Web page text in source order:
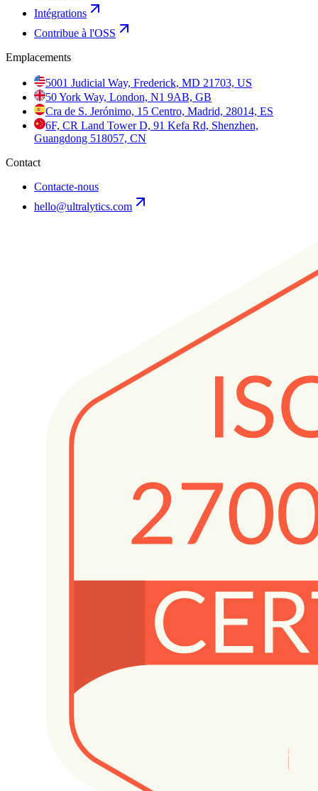
Intégrations
Contribue à l'OSS
Emplacements
5001 Judicial Way, Frederick, MD 21703, US
50 York Way, London, N1 9AB, GB
Cra de S. Jerónimo, 15 Centro, Madrid, 28014, ES
6F, CR Land Tower D, 91 Kefa Rd, Shenzhen,
Guangdong 518057, CN
Contact
Contacte-nous
hello@ultralytics.com